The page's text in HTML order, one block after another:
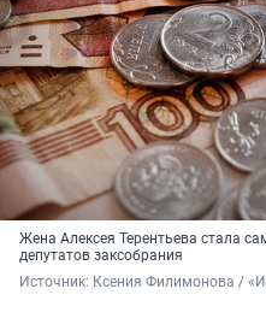
Жена Алексея Терентьева стала
депутатов заксобрания
Источник: Ксения Филимонова /